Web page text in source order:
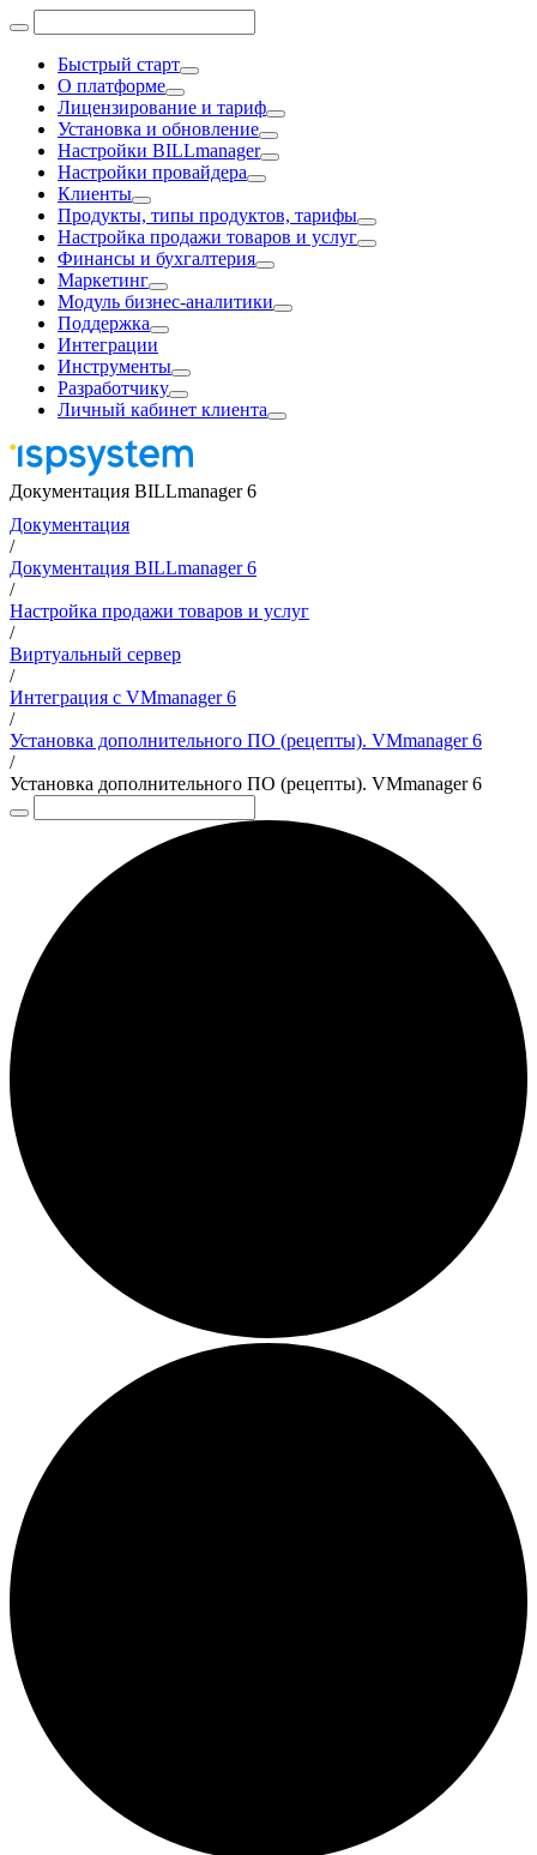
Быстрый старт
О платформе
Лицензирование и тариф
Установка и обновление
Настройки BILLmanager
Настройки провайдера
Клиенты
Продукты, типы продуктов, тарифы
Настройка продажи товаров и услуг
Финансы и бухгалтерия
Маркетинг
Модуль бизнес-аналитики
Поддержка
Интеграции
Инструменты
Разработчику
Личный кабинет клиента
Документация BILLmanager 6
Документация
/
Документация BILLmanager 6
/
Настройка продажи товаров и услуг
/
Виртуальный сервер
/
Интеграция с VMmanager 6
/
Установка дополнительного ПО (рецепты). VMmanager 6
/
Установка дополнительного ПО (рецепты). VMmanager 6